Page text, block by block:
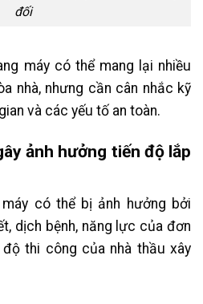
đối
máy có thể mang lại nhiều
nhà, nhưng cần cân nhắc kỹ
và các yếu tố an toàn.
ảnh hưởng tiến độ lắp
có thể bị ảnh hưởng bởi
dịch bệnh, năng lực của đơn
thi công của nhà thầu xây